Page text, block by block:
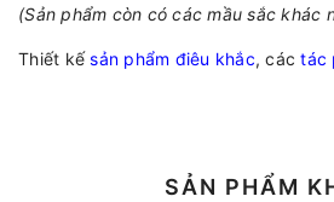
(Sản phẩm còn có các mầu sắc khác
Thiết kếsản phẩm điêu khắc, cáctác
SẢN PHẨM